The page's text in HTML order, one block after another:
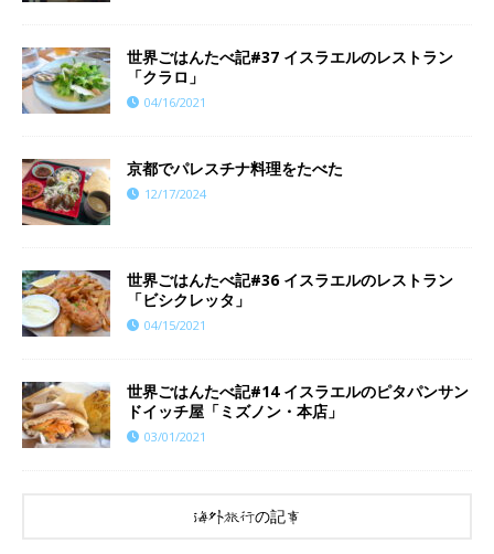
世界ごはんたべ記#37 イスラエルのレストラン
「クラロ」
04/16/2021
京都でパレスチナ料理をたべた
12/17/2024
世界ごはんたべ記#36 イスラエルのレストラン
「ビシクレッタ」
04/15/2021
世界ごはんたべ記#14 イスラエルのピタパンサン
ドイッチ屋「ミズノン・本店」
03/01/2021
海外旅行の記事